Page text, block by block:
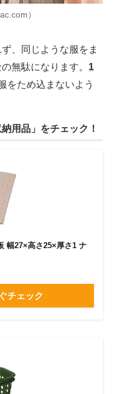
）
、同じような服をま
無駄になります。 1
をため込まないよう
用品」をチェック！
幅27×高さ25×厚さ1 ナ
チェック